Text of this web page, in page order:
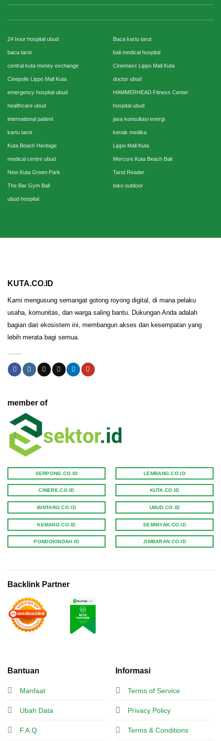
24 hour hospital ubud Baca kartu tarot
baca tarot bali medical hospital
central kuta money exchange Cinemaxx Lippo Mall Kuta
Cinepolis Lippo Mall Kuta doctor ubud
emergency hospital ubud HAMMERHEAD Fitness Center
healthcare ubud hospital ubud
international patient jasa konsultasi energi
kartu tarot kenak medika
Kuta Beach Heritage Lippo Mall Kuta
medical centre ubud Mercure Kuta Beach Bali
New Kuta Green Park Tarot Reader
The Bar Gym Bali toko outdoor
ubud hospital
KUTA.CO.ID
Kami mengusung semangat gotong royong digital, di mana pelaku
usaha, komunitas, dan warga saling bantu. Dukungan Anda adalah
bagian dari ekosistem ini, membangun akses dan kesempatan yang
lebih merata bagi semua.
Bantuan
Manfaat
Ubah Data
F.A.Q.
Informasi
Terms of Service
Privacy Policy
Terms & Conditions
member of
SERPONG.CO.ID
CINERE.CO.ID
BINTARO.CO.ID
KEMANG.CO.ID
PONDOKINDAH.ID
LEMBANG.CO.ID
KUTA.CO.ID
UBUD.CO.ID
SEMINYAK.CO.ID
JIMBARAN.CO.ID
Backlink Partner